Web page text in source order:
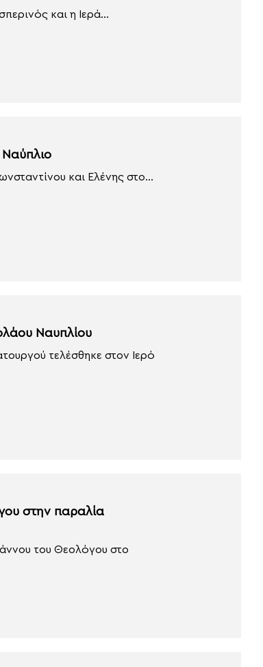
και η Ιερά...
Ναύπλιο
και Ελένης στο...
Ναυπλίου
τελέσθηκε στον Ιερό
στην παραλία
του Θεολόγου στο